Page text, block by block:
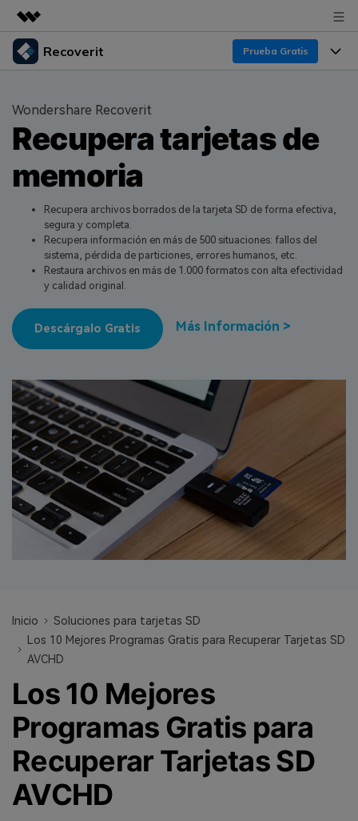
Productos destacados
Utilidades
Soluciones
Quiénes somos
Sala de prensa
Tienda
Soporte
Recoverit Prueba Gratis
Recoverit para Windows
Líder en recuperación para Windows
Pruébalo Gratis
Recoverit para Mac
Recupera datos ilimitados del sistema Mac
Pruébalo Gratis
Recoverit Gratis
Recupera datos perdidos/eliminados gratis
Pruébalo Gratis
Otros Productos
Funciones
Recuperar de Unidades
Recuperar Medios Borrados
Soluciones de Recuperación Exclusivas Nuevo
Recuperar Documentos
Escenarios de Pérdida de Datos
Recursos
Por qué Recoverit
Experto en Recuperación de Datos
Historias de Clientes
Temas Destacados
Wondershare Recoverit
Recupera tarjetas de
memoria
Recupera archivos borrados de la tarjeta SD de forma efectiva,
segura y completa.
Recupera información en más de 500 situaciones: fallos del
sistema, pérdida de particiones, errores humanos, etc.
Restaura archivos en más de 1.000 formatos con alta efectividad
y calidad original.
Descárgalo Gratis Más Información >
Inicio
Soluciones para tarjetas SD
Los 10 Mejores Programas Gratis para Recuperar Tarjetas SD
AVCHD
Los 10 Mejores
Programas Gratis para
Recuperar Tarjetas SD
AVCHD